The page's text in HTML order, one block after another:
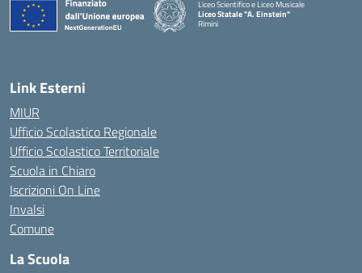
Liceo Scientifico e Liceo Musicale
Liceo Statale "A. Einstein"
Rimini
Link Esterni
MIUR
Ufficio Scolastico Regionale
Ufficio Scolastico Territoriale
Scuola in Chiaro
Iscrizioni On Line
Invalsi
Comune
La Scuola